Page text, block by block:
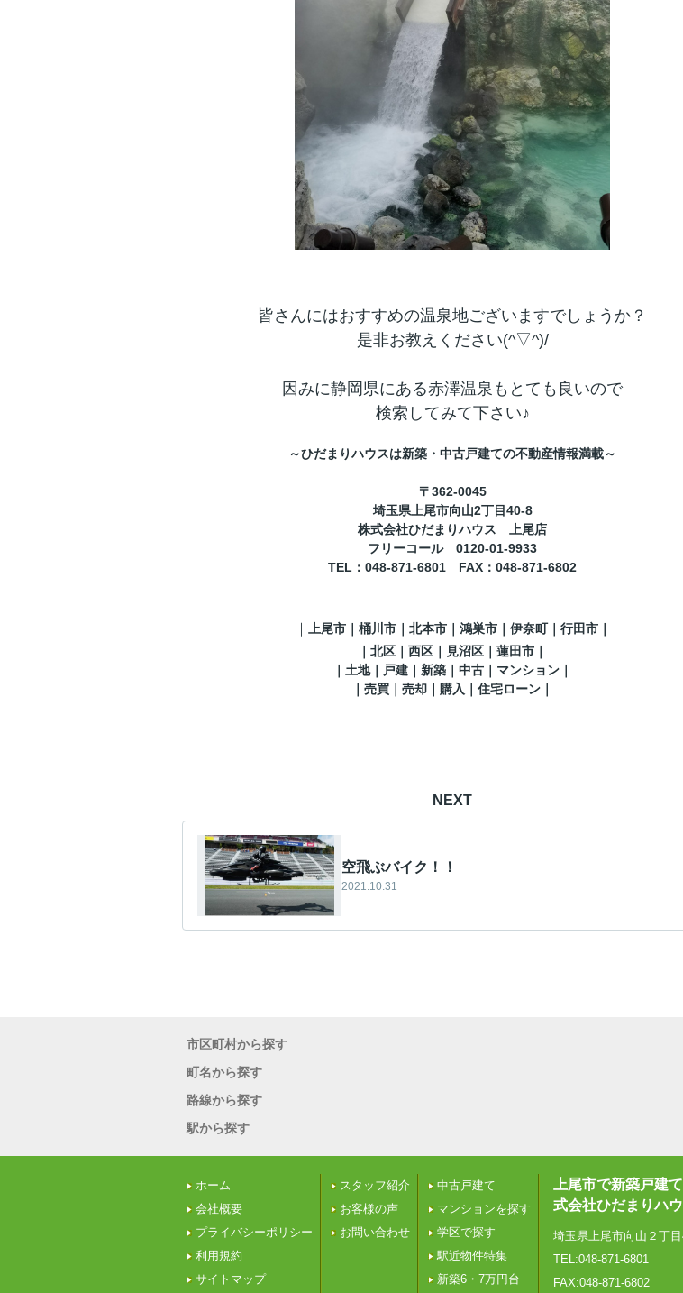
皆さんにはおすすめの温泉地ございますでしょうか？
是非お教えください(^▽^)/
因みに静岡県にある赤澤温泉もとても良いので
検索してみて下さい♪
～ひだまりハウスは新築・中古戸建ての不動産情報満載～
〒362-0045
埼玉県上尾市向山2丁目40-8
株式会社ひだまりハウス 上尾店
フリーコール 0120-01-9933
TEL ：048-871-6801 FAX ： 048-871-6802
｜ 上尾市｜桶川市｜北本市｜鴻巣市｜伊奈町｜行田市｜
北区 ｜西区｜見沼区 ｜蓮田市
｜土地｜戸建｜新築｜中古｜マンション｜
｜売買｜売却｜購入｜住宅ローン｜
NEXT
空飛ぶバイク！！
2021.10.31
市区町村から探す
町名から探す
路線から探す
駅から探す
ホーム
会社概要
プライバシーポリシー
利用規約
サイトマップ
スタッフ紹介
お客様の声
お問い合わせ
中古戸建て
マンションを探す
学区で探す
駅近物件特集
新築6・7万円台
上尾市で新築戸建
式会社ひだまりハ
埼玉県上尾市向山２丁
TEL:048-871-6801
FAX:048-871-6802